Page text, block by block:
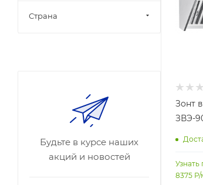
Зонт
ЗВЭ-
Узнать
8375 Р/
Страна
Будьте в курсе наших
акций и новостей